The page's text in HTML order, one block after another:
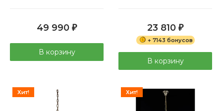
49 990 ₽
В корзину
23 810 ₽
+ 7143 бонусов
В корзину
Хит! Хит!